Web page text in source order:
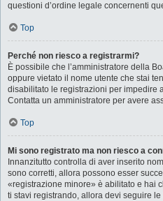
questioni d’ordine legale concernenti
Top
Perché non riesco a registrarmi?
È possibile che l’amministratore della
oppure vietato il nome utente che stai
disabilitato le registrazioni per impedire
Contatta un amministratore per avere
Top
Mi sono registrato ma non riesco a
Innanzitutto controlla di aver inserito
sono corretti, allora possono esser
«registrazione minore» è abilitato e hai
ti stavi registrando, allora devi seguire